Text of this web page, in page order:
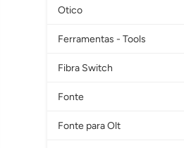
Otico
Ferramentas - Tools
Fibra Switch
Fonte
Fonte para Olt